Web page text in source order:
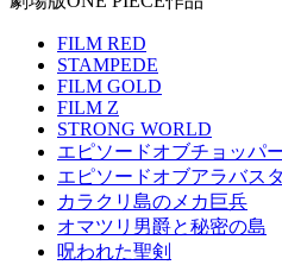
FILM RED
STAMPEDE
FILM GOLD
FILM Z
STRONG WORLD
エピソードオブチョッパ
エピソードオブアラバスタ
カラクリ島のメカ巨兵
オマツリ男爵と秘密の島
呪われた聖剣